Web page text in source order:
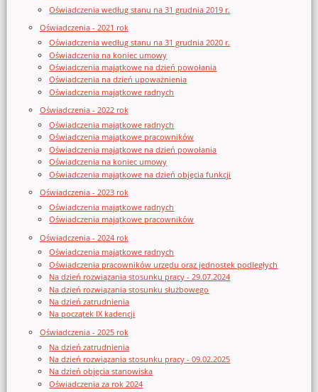
Oświadczenia według stanu na 31 grudnia 2019 r.
Oświadczenia - 2021 rok
Oświadczenia według stanu na 31 grudnia 2020 r.
Oświadczenia na koniec umowy
Oświadczenia majątkowe na dzień powołania
Oświadczenia na dzień upoważnienia
Oświadczenia majątkowe radnych
Oświadczenia - 2022 rok
Oświadczenia majątkowe radnych
Oświadczenia majątkowe pracowników
Oświadczenia majątkowe na dzień powołania
Oświadczenia na koniec umowy
Oświadczenia majątkowe na dzień objęcia funkcji
Oświadczenia - 2023 rok
Oświadczenia majątkowe radnych
Oświadczenia majątkowe pracowników
Oświadczenia - 2024 rok
Oświadczenia majątkowe radnych
Oświadczenia pracowników urzędu oraz jednostek podległych
Na dzień rozwiązania stosunku pracy - 29.07.2024
Na dzień rozwiązania stosunku służbowego
Na dzień zatrudnienia
Na początek IX kadencji
Oświadczenia - 2025 rok
Na dzień zatrudnienia
Na dzień rozwiązania stosunku pracy - 09.02.2025
Na dzień objęcia stanowiska
Oświadczenia za rok 2024